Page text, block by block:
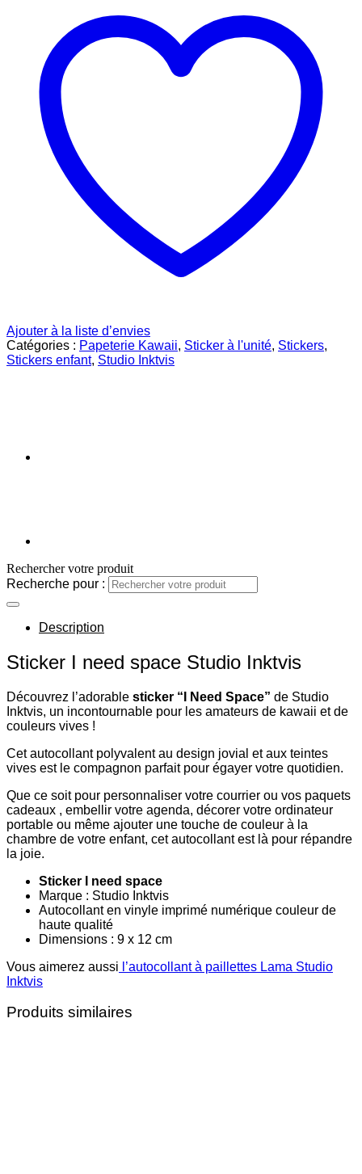
Ajouter à la liste d’envies
Catégories : Papeterie Kawaii, Sticker à l'unité, Stickers,
Stickers enfant, Studio Inktvis
Rechercher votre produit
Recherche pour :
Description
Sticker I need space Studio Inktvis
Découvrez l’adorable sticker “I Need Space” de Studio
Inktvis, un incontournable pour les amateurs de kawaii et de
couleurs vives !
Cet autocollant polyvalent au design jovial et aux teintes
vives est le compagnon parfait pour égayer votre quotidien.
Que ce soit pour personnaliser votre courrier ou vos paquets
cadeaux , embellir votre agenda, décorer votre ordinateur
portable ou même ajouter une touche de couleur à la
chambre de votre enfant, cet autocollant est là pour répandre
la joie.
Sticker I need space
Marque : Studio Inktvis
Autocollant en vinyle imprimé numérique couleur de
haute qualité
Dimensions : 9 x 12 cm
Vous aimerez aussi l’autocollant à paillettes Lama Studio
Inktvis
Produits similaires